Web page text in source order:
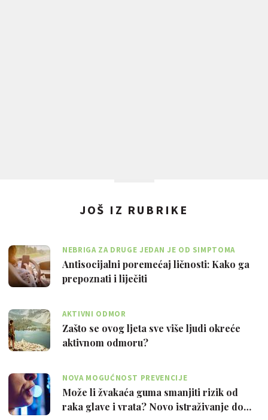
JOŠ IZ RUBRIKE
NEBRIGA ZA DRUGE JEDAN JE OD SIMPTOMA
Antisocijalni poremećaj ličnosti: Kako ga
prepoznati i liječiti
AKTIVNI ODMOR
Zašto se ovog ljeta sve više ljudi okreće
aktivnom odmoru?
NOVA MOGUĆNOST PREVENCIJE
Može li žvakaća guma smanjiti rizik od
raka glave i vrata? Novo istraživanje do…